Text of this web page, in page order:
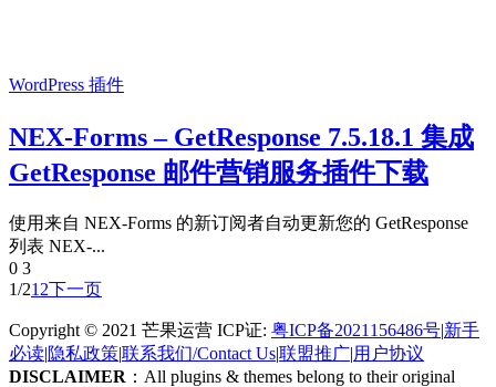
WordPress 插件
NEX-Forms – GetResponse 7.5.18.1 集成
GetResponse 邮件营销服务插件下载
使用来自 NEX-Forms 的新订阅者自动更新您的 GetResponse
列表 NEX-...
0 3
1/21 2下一页
Copyright © 2021 芒果运营 ICP证: 粤ICP备2021156486号|新手
必读|隐私政策|联系我们/Contact Us|联盟推广|用户协议
DISCLAIMER ：All plugins & themes belong to their original